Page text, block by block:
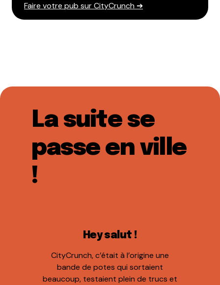
Faire votre pub sur CityCrunch ➔
La suite se
passe en ville
!
Hey salut !
CityCrunch, c’était à l’origine une
bande de potes qui sortaient
beaucoup, testaient plein de trucs et